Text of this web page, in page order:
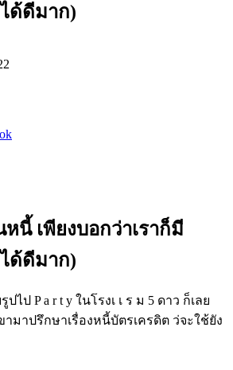
ด้ดีมาก)
นี้ เพียงบอกว่าเราก็มี
ด้ดีมาก)
ไป P a r t y ในโรงเ เ ร ม 5 ดาว ก็เลย
มาปรึกษาเรื่องหนี้บัตรเครดิต ว่จะใช้ยัง